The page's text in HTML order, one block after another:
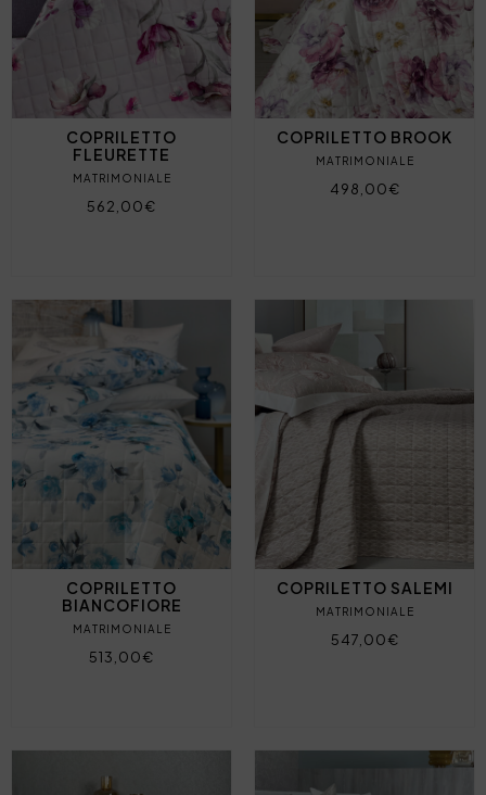
COPRILETTO
FLEURETTE
MATRIMONIALE
562,00€
COPRILETTO BROOK
MATRIMONIALE
498,00€
COPRILETTO
BIANCOFIORE
MATRIMONIALE
513,00€
COPRILETTO SALEMI
MATRIMONIALE
547,00€